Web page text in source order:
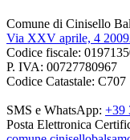
Comune di Cinisello
Via XXV aprile, 4
Codice fiscale:
P. IVA: 00727780967
Codice Catastale: C707
SMS e WhatsApp: +39
Posta Elettronica